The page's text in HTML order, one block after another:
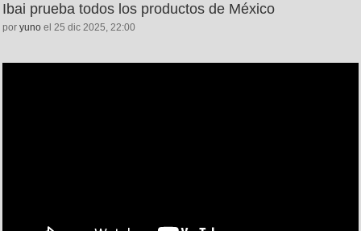
Ibai prueba todos los productos de México
por yuno el 25 dic 2025, 22:00